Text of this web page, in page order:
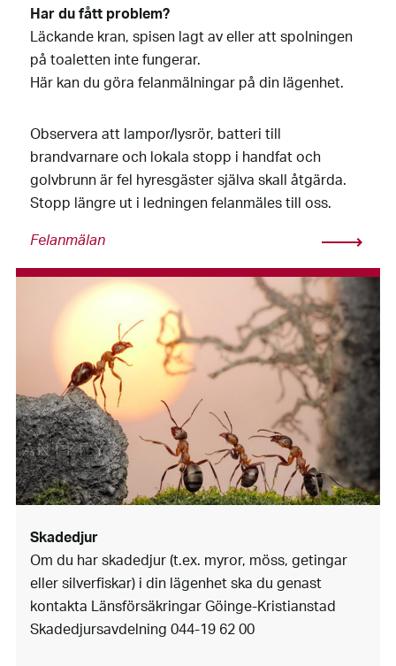
Har du fått problem?
Läckande kran, spisen lagt av eller att spolningen
på toaletten inte fungerar.
Här kan du göra felanmälningar på din lägenhet.
Observera att lampor/lysrör, batteri till
brandvarnare och lokala stopp i handfat och
golvbrunn är fel hyresgäster själva skall åtgärda.
Stopp längre ut i ledningen felanmäles till oss.
Felanmälan
Skadedjur
Om du har skadedjur (t.ex. myror, möss, getingar
eller silverfiskar) i din lägenhet ska du genast
kontakta Länsförsäkringar Göinge-Kristianstad
Skadedjursavdelning 044-19 62 00